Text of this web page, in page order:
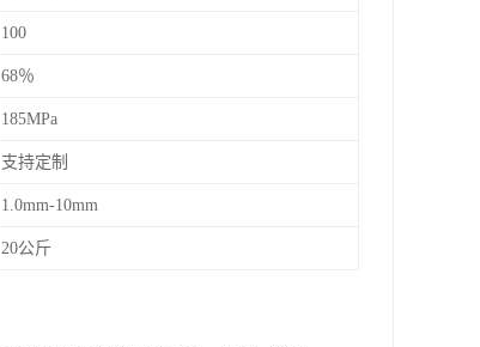
100
68％
185MPa
支持定制
1.0mm-10mm
20公斤